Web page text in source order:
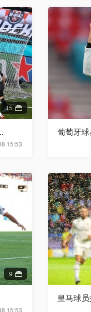
15
15:53
葡萄牙
9
15:53
皇马球